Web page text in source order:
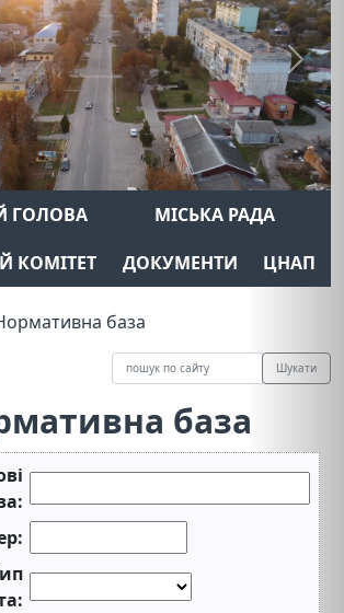
Next
ГОЛОВА
МІСЬКА РАДА
КОМІТЕТ
ДОКУМЕНТИ ЦНАП
база
Шукати
база